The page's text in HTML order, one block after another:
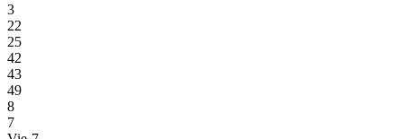
3
22
25
42
43
49
8
7